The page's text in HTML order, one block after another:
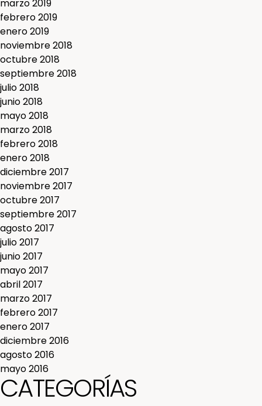
marzo 2019
febrero 2019
enero 2019
noviembre 2018
octubre 2018
septiembre 2018
julio 2018
junio 2018
mayo 2018
marzo 2018
febrero 2018
enero 2018
diciembre 2017
noviembre 2017
octubre 2017
septiembre 2017
agosto 2017
julio 2017
junio 2017
mayo 2017
abril 2017
marzo 2017
febrero 2017
enero 2017
diciembre 2016
agosto 2016
mayo 2016
CATEGORÍAS